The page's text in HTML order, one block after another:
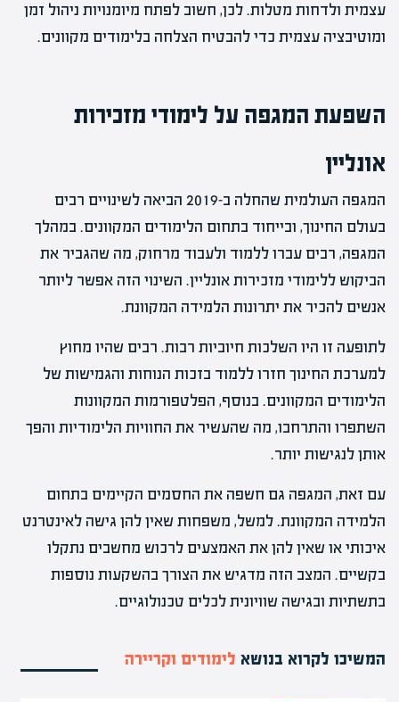
עצמית ולדחות מטלות. לכן, חשוב לפתח מיומנויות ניהול זמן
ומוטיבציה עצמית כדי להבטיח הצלחה בלימודים מקוונים.
השפעת המגפה על לימודי מזכירות
אונליין
המגפה העולמית שהחלה ב-2019 הביאה לשינויים רבים
בעולם החינוך, ובייחוד בתחום הלימודים המקוונים. במהלך
המגפה, רבים עברו ללמוד ולעבוד מרחוק, מה שהגביר את
הביקוש ללימודי מזכירות אונליין. השינוי הזה אפשר ליותר
אנשים להכיר את יתרונות הלמידה המקוונת.
לתופעה זו היו השלכות חיוביות רבות. רבים שהיו מחוץ
למערכת החינוך חזרו ללמוד בזכות הנוחות והגמישות של
הלימודים המקוונים. בנוסף, הפלטפורמות המקוונות
השתפרו והתרחבו, מה שהעשיר את החוויות הלימודיות והפך
אותן לנגישות יותר.
עם זאת, המגפה גם חשפה את החסמים הקיימים בתחום
הלמידה המקוונת. למשל, משפחות שאין להן גישה לאינטרנט
איכותי או שאין להן את האמצעים לרכוש מחשבים נתקלו
בקשיים. המצב הזה מדגיש את הצורך בהשקעות נוספות
בתשתיות ובגישה שוויונית לכלים טכנולוגיים.
המשיכו לקרוא בנושא לימודים וקריירה